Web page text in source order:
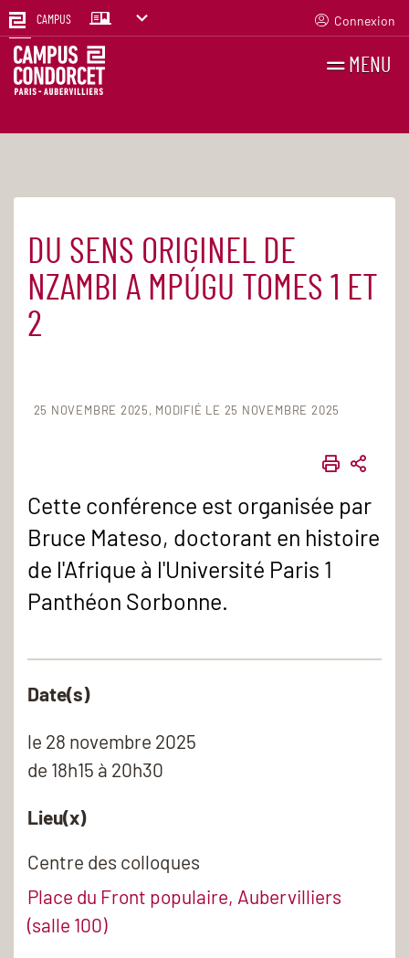
CAMPUS Connexion
MENU
Accueil Agenda
DU SENS ORIGINEL DE
NZAMBI A MPÚGU TOMES 1 ET
2
25 NOVEMBRE 2025 MODIFIÉ LE 25 NOVEMBRE 2025
Cette conférence est organisée par
Bruce Mateso, doctorant en histoire
de l'Afrique à l'Université Paris 1
Panthéon Sorbonne.
Date(s)
le 28 novembre 2025
de 18h15 à 20h30
Lieu(x)
Centre des colloques
Place du Front populaire, Aubervilliers
(salle 100)